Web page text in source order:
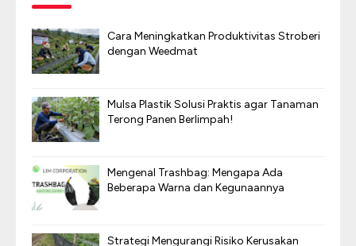
Cara Meningkatkan Produktivitas Stroberi
dengan Weedmat
Mulsa Plastik Solusi Praktis agar Tanaman
Terong Panen Berlimpah!
Mengenal Trashbag: Mengapa Ada
Beberapa Warna dan Kegunaannya
Strategi Mengurangi Risiko Kerusakan